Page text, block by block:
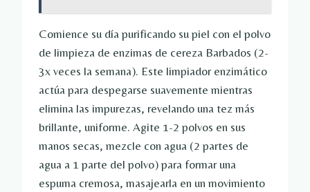
Comience su día purificando su piel con el polvo
de limpieza de enzimas de cereza Barbados (2-
3x veces la semana). Este limpiador enzimático
actúa para despegarse suavemente mientras
elimina las impurezas, revelando una tez más
brillante, uniforme. Agite 1-2 polvos en sus
manos secas, mezcle con agua (2 partes de
agua a 1 parte del polvo) para formar una
espuma cremosa, masajearla en un movimiento